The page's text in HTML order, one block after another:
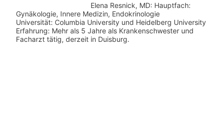
Elena Resnick, MD: Hauptfach:
Gynäkologie, Innere Medizin, Endokrinologie
Universität: Columbia University und Heidelberg University
Erfahrung: Mehr als 5 Jahre als Krankenschwester und
Facharzt tätig, derzeit in Duisburg.